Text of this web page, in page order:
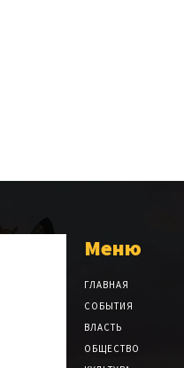
Меню
ГЛАВНАЯ
СОБЫТИЯ
ВЛАСТЬ
ОБЩЕСТВО